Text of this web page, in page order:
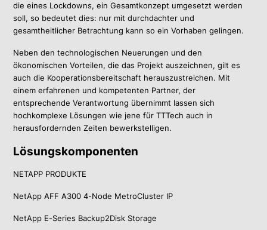
die eines Lockdowns, ein Gesamtkonzept umgesetzt werden
soll, so bedeutet dies: nur mit durchdachter und
gesamtheitlicher Betrachtung kann so ein Vorhaben gelingen.
Neben den technologischen Neuerungen und den
ökonomischen Vorteilen, die das Projekt auszeichnen, gilt es
auch die Kooperationsbereitschaft herauszustreichen. Mit
einem erfahrenen und kompetenten Partner, der
entsprechende Verantwortung übernimmt lassen sich
hochkomplexe Lösungen wie jene für TTTech auch in
herausfordernden Zeiten bewerkstelligen.
Lösungskomponenten
NETAPP PRODUKTE
NetApp AFF A300 4-Node MetroCluster IP
NetApp E-Series Backup2Disk Storage